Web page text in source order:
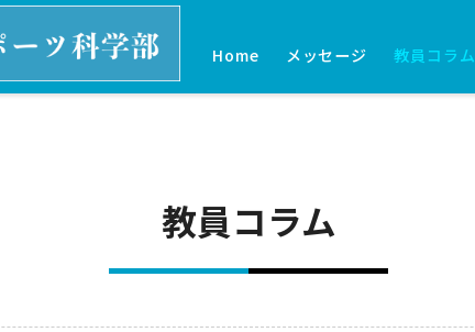
Home メッセージ 教員コラム
教員コラム